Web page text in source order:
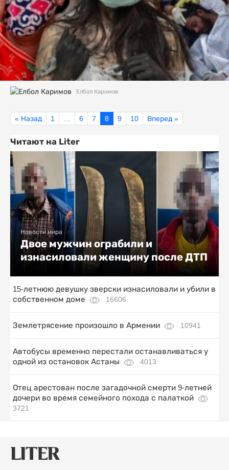
Елбол Каримов
« Назад 1 6 7 8 9 10 Вперед »
Читают на Liter
Новости мира
Двое мужчин ограбили и
изнасиловали женщину после ДТП
15-летнюю девушку зверски изнасиловали и убили в
собственном доме
16606
Землетрясение произошло в Армении 10941
Автобусы временно перестали останавливаться у
одной из остановок Астаны
4013
Отец арестован после загадочной смерти 9-летней
дочери во время семейного похода с палаткой
3721